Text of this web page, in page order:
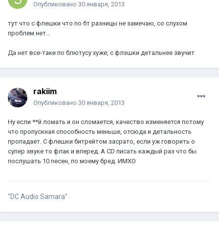
Опубликовано 30 января, 2013
тут что с флешки что по бт разницы не замечаю, со слухом
проблем нет...
Да нет все-таки по блютусу хуже, с флэшки детальнее звучит
rakiim
Опубликовано 30 января, 2013
Ну если **й ломать и он сломается, качество изменяется потому
что пропускная способность меньше, отсюда и детальность
пропадает. С флешки битрейтом засрато, если уж говорить о
супер звуке то флак и вперед. А CD писать каждый раз что бы
послушать 10 песен, по моему бред. ИМХО
"DC Audio Samara"